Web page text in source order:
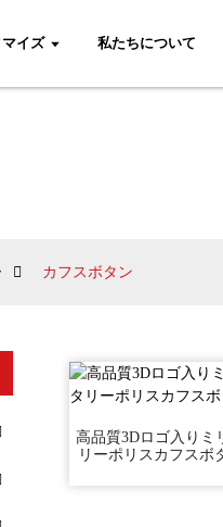
イズ 私たちについて
カフスボタン
高品質3Dロゴ入りミ
リーポリスカフスボ